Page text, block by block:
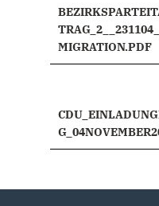
MIGRATION.PDF